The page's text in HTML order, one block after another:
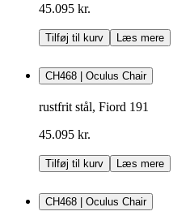
45.095 kr.
Tilføj til kurv Læs mere
CH468 | Oculus Chair
rustfrit stål, Fiord 191
45.095 kr.
Tilføj til kurv Læs mere
CH468 | Oculus Chair